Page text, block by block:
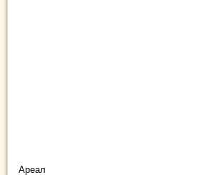
Ареал